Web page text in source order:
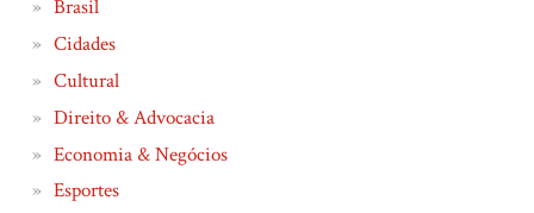
Brasil
Cidades
Cultural
Direito & Advocacia
Economia & Negócios
Esportes